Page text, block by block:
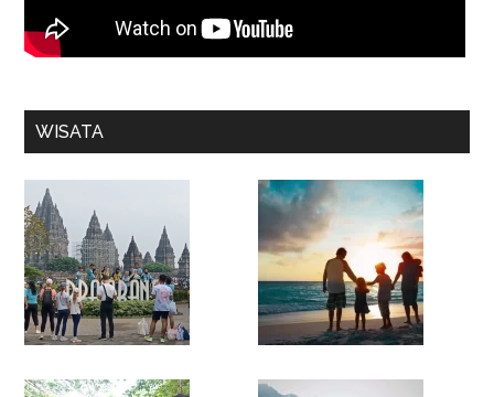
WISATA